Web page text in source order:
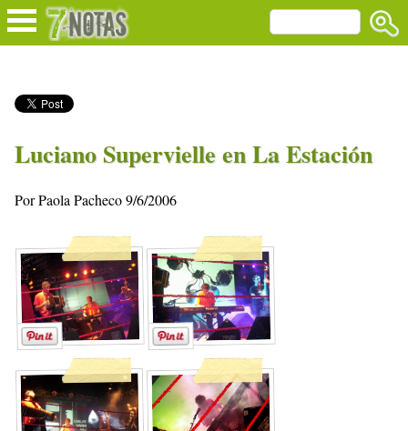
Luciano Supervielle en La Estación
Por Paola Pacheco 9/6/2006